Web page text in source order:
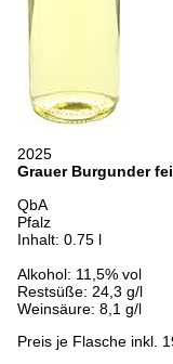
2025
Grauer Burgunder
QbA
Pfalz
Inhalt: 0.75 l
Alkohol: 11,5% vol
Restsüße: 24,3 g/l
Weinsäure: 8,1 g/l
Preis je Flasche inkl.